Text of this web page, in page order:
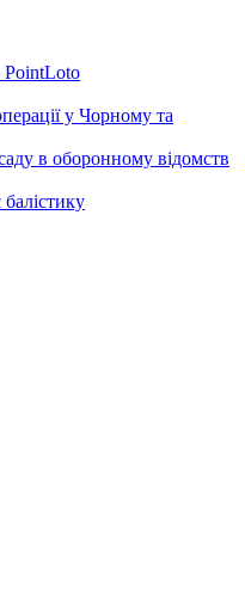
PointLoto
у Чорному та
в оборонному відомств